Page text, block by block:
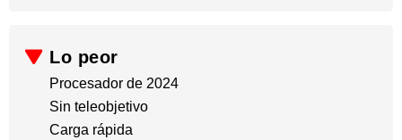
Lo peor
Procesador de 2024
​Sin teleobjetivo
​Carga rápida